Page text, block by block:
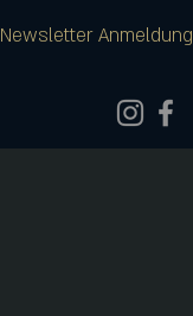
Newsletter Anmeldung